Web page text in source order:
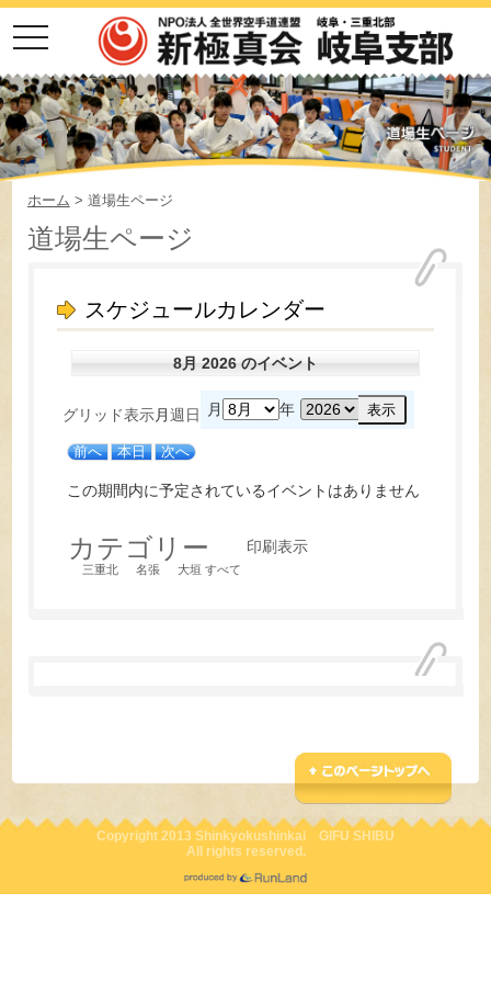
toggle
navigation
ホーム > 道場生ページ
道場生ページ
スケジュールカレンダー
8月 2026 のイベント
グリッド表示月週 日 月 年
前へ 本日 次へ
この期間内に予定されているイベントはありません
カテゴリー
三重北 名張 大垣 すべて
印刷表示
Copyright 2013 Shinkyokushinkai GIFU SHIBU
All rights reserved.